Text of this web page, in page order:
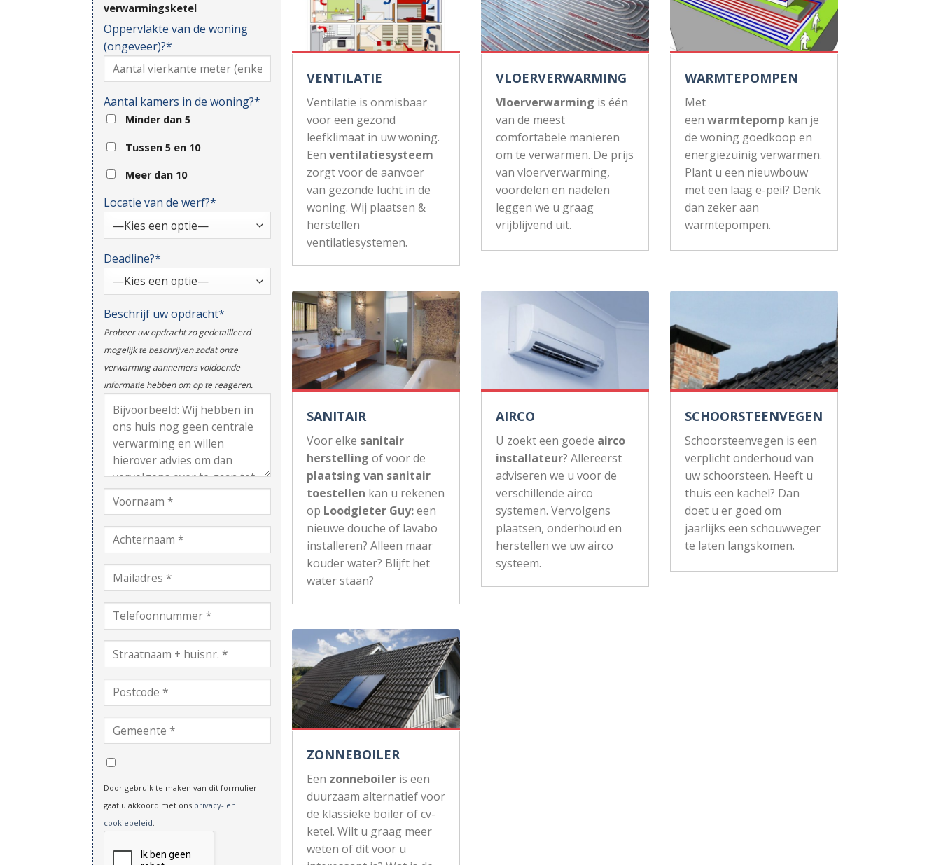
verwarmingsketel
Oppervlakte van de woning
(ongeveer)?*
Aantal kamers in de woning?*
Minder dan 5
Tussen 5 en 10
Meer dan 10
Locatie van de werf?*
Deadline?*
Beschrijf uw opdracht*
Probeer uw opdracht zo gedetailleerd
mogelijk te beschrijven zodat onze
verwarming aannemers voldoende
informatie hebben om op te reageren.
Door gebruik te maken van dit formulier
gaat u akkoord met ons privacy- en
cookiebeleid.
VENTILATIE
Ventilatie is onmisbaar
voor een gezond
leefklimaat in uw woning.
Een ventilatiesysteem
zorgt voor de aanvoer
van gezonde lucht in de
woning. Wij plaatsen &
herstellen
ventilatiesystemen.
VLOERVERWARMING
Vloerverwarming is één
van de meest
comfortabele manieren
om te verwarmen. De prijs
van vloerverwarming,
voordelen en nadelen
leggen we u graag
vrijblijvend uit.
WARMTEPOMPEN
Met
een warmtepomp kan je
de woning goedkoop en
energiezuinig verwarmen.
Plant u een nieuwbouw
met een laag e-peil? Denk
dan zeker aan
warmtepompen.
SANITAIR
Voor elke sanitair
herstelling of voor de
plaatsing van sanitair
toestellen kan u rekenen
op Loodgieter Guy:een
nieuwe douche of lavabo
installeren? Alleen maar
kouder water? Blijft het
water staan?
AIRCO
U zoekt een goede airco
installateur? Allereerst
adviseren we u voor de
verschillende airco
systemen. Vervolgens
plaatsen, onderhoud en
herstellen we uw airco
systeem.
SCHOORSTEENVEGEN
Schoorsteenvegen is een
verplicht onderhoud van
uw schoorsteen. Heeft u
thuis een kachel? Dan
doet u er goed om
jaarlijks een schouwveger
te laten langskomen.
ZONNEBOILER
Een zonneboiler is een
duurzaam alternatief voor
de klassieke boiler of cv-
ketel. Wilt u graag meer
weten of dit voor u